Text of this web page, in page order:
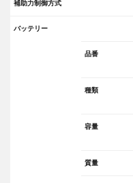
補助力制御方式
バッテリー
品番
種類
容量
質量